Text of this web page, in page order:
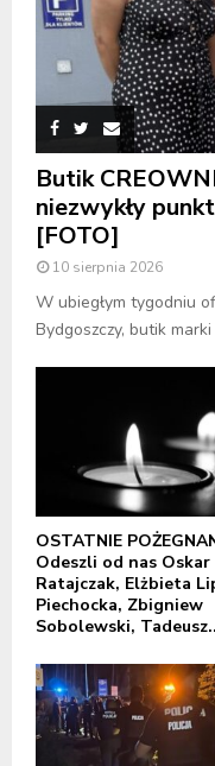
Butik
niezwykły
[FOTO]
10 sierpnia 2026
W ubiegłym tygodniu
Bydgoszczy, butik
OSTATNIE
Odeszli od nas Oskar
Ratajczak, Elżbieta
Piechocka, Zbigniew
Sobolewski,